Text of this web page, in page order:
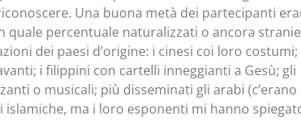
Una buona metà dei partecipanti
percentuale naturalizzati o ancora
dei paesi d’origine: i cinesi coi loro costumi;
i filippini con cartelli inneggianti a Gesù; gli
o musicali; più disseminati gli arabi (c’erano
ma i loro esponenti mi hanno